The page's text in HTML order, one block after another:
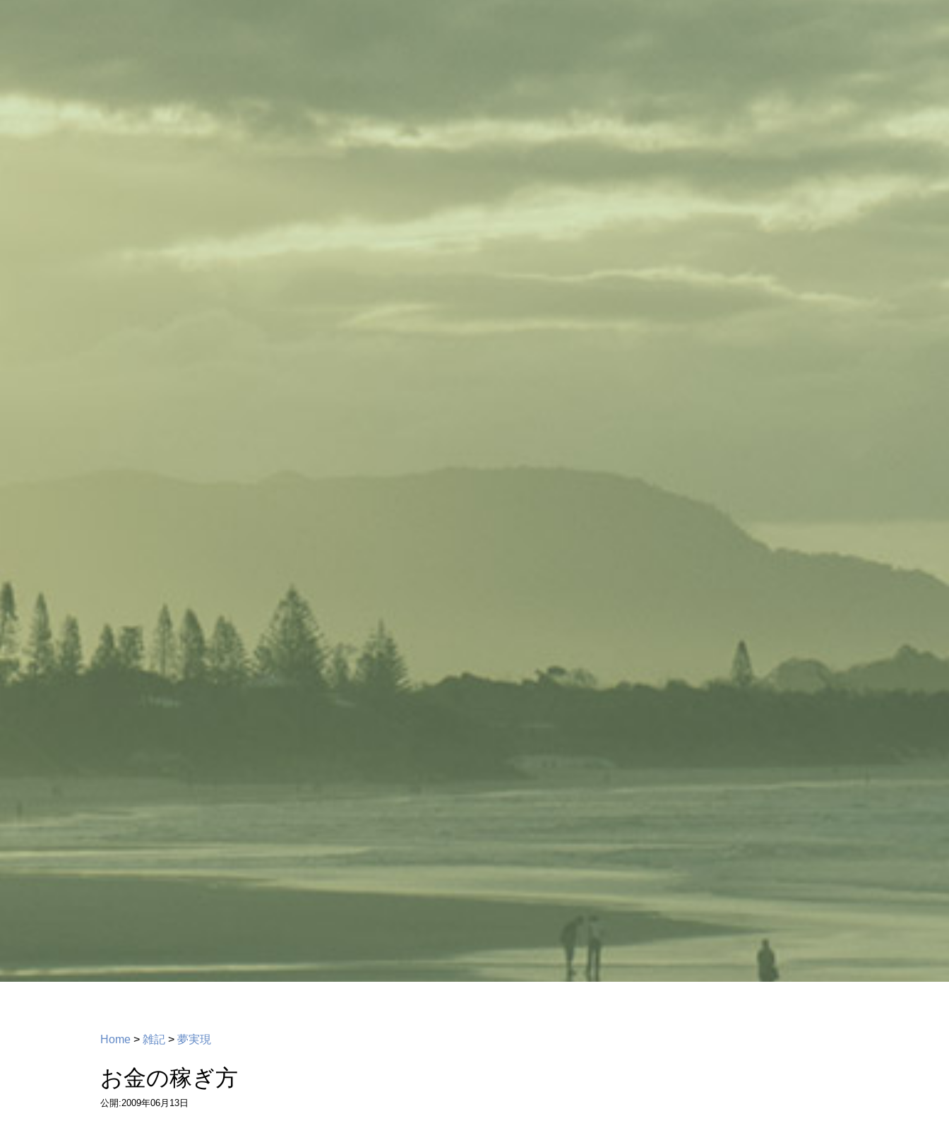
Home > 雑記 > 夢実現
お金の稼ぎ方
公開:2009年06月13日